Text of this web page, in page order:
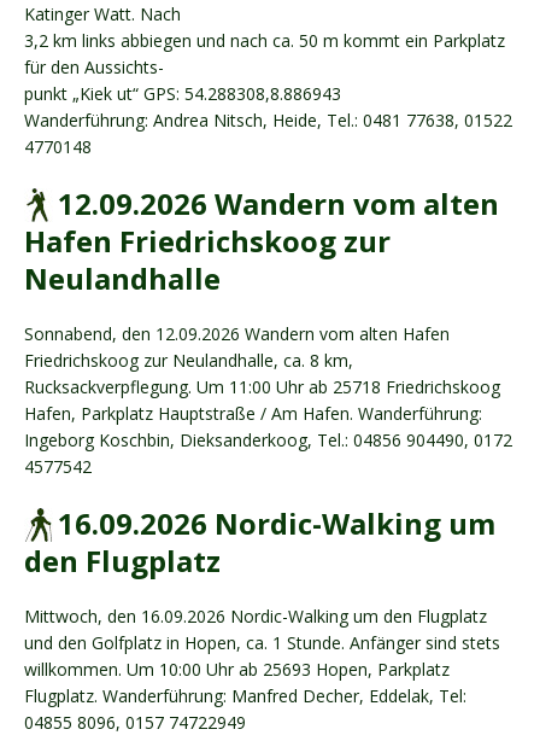
Katinger Watt. Nach
3,2 km links abbiegen und nach ca. 50 m kommt ein Parkplatz
für den Aussichts-
punkt „Kiek ut“ GPS: 54.288308,8.886943
Wanderführung: Andrea Nitsch, Heide, Tel.: 0481 77638, 01522
4770148
12.09.2026 Wandern vom alten
Hafen Friedrichskoog zur
Neulandhalle
Sonnabend, den 12.09.2026 Wandern vom alten Hafen
Friedrichskoog zur Neulandhalle, ca. 8 km,
Rucksackverpflegung. Um 11:00 Uhr ab 25718 Friedrichskoog
Hafen, Parkplatz Hauptstraße / Am Hafen. Wanderführung:
Ingeborg Koschbin, Dieksanderkoog, Tel.: 04856 904490, 0172
4577542
16.09.2026 Nordic-Walking um
den Flugplatz
Mittwoch, den 16.09.2026 Nordic-Walking um den Flugplatz
und den Golfplatz in Hopen, ca. 1 Stunde. Anfänger sind stets
willkommen. Um 10:00 Uhr ab 25693 Hopen, Parkplatz
Flugplatz. Wanderführung: Manfred Decher, Eddelak, Tel:
04855 8096, 0157 74722949